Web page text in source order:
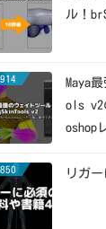
ル！
Maya
ols v2
oshop
リガ